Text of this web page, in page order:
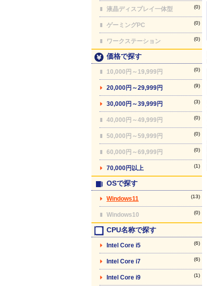
液晶ディスプレイ一体型 (0)
ゲーミングPC (0)
ワークステーション (0)
価格で探す
10,000円～19,999円 (0)
20,000円～29,999円 (9)
30,000円～39,999円 (3)
40,000円～49,999円 (0)
50,000円～59,999円 (0)
60,000円～69,999円 (0)
70,000円以上 (1)
OSで探す
Windows11 (13)
Windows10 (0)
CPU名称で探す
Intel Core i5 (6)
Intel Core i7 (6)
Intel Core i9 (1)